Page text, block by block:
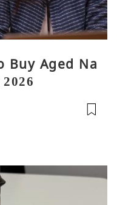
Buy Aged Na